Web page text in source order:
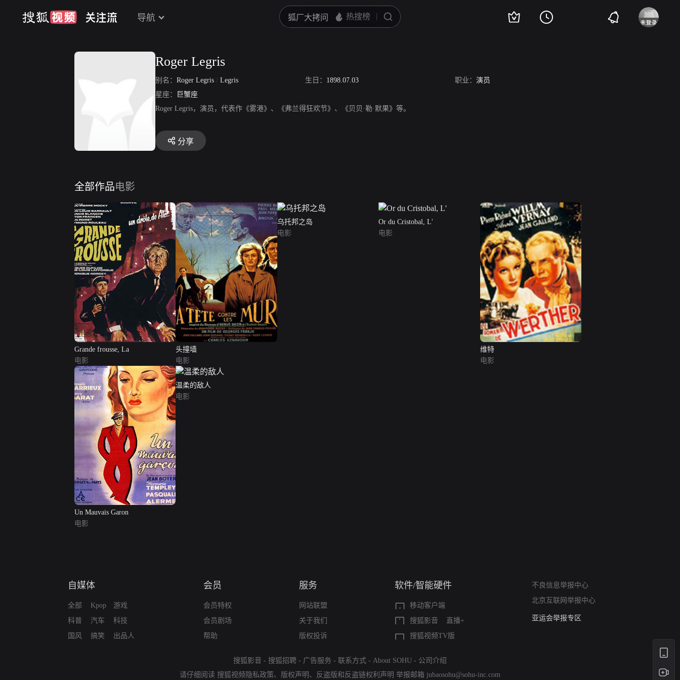
导航
Roger Legris
别名： Roger Legris / Legris 生日： 1898.07.03 职业： 演员
星座：
巨蟹座
Roger Legris，演员，代表作《雾港》、《弗兰得狂欢节》、《贝贝·勒·默果》等。
分享
全部作品电影
Grande frousse, La
电影
头撞墙
电影
乌托邦之岛
电影
Or du Cristobal, L'
电影
维特
电影
Un Mauvais Garon
电影
温柔的敌人
电影
自媒体
全部
科普
国风
Kpop
汽车
搞笑
游戏
科技
出品人
会员
会员特权
会员剧场
帮助
服务
网站联盟
关于我们
版权投诉
软件/智能硬件
移动客户端
搜狐影音
直播+
搜狐视频TV版
不良信息举报中心
北京互联网举报中心
算法推荐专项举报
亚运会举报专区
搜狐影音 - 搜狐招聘 - 广告服务 - 联系方式 - About SOHU - 公司介绍
请仔细阅读 搜狐视频隐私政策、 版权声明 、 反盗版和反盗链权利声明 举报邮箱 jubaosohu@sohu-inc.com